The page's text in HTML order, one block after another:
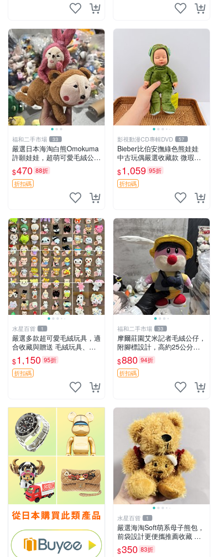
福和二手市場 33
嚴選日本海淘白熊Omokuma
許願娃娃，超萌可愛毛絨公仔
推薦收藏 白熊 Omokuma 毛
絨玩具 偽裝娃娃 玩具擺飾
$470 88折
折扣碼
影視動漫CD專輯DVD 57
Bieber比伯安撫綠色熊娃娃
中古玩偶嚴選收藏款 微瑕輕
度使用 Bieber綠熊娃娃 中古
玩偶 微瑕
$1,059 95折
折扣碼
水星百貨 1
嚴選多款超可愛毛絨玩具，適
合收藏與贈送 毛絨玩具、抱
枕、公仔
$1,150 95折
折扣碼
福和二手市場 33
摩爾莊園艾米記者毛絨公仔，
附腳標設計，高約25公分，
全新未拆封，限量珍藏。艾米
記者 毛絨公仔 超萌玩偶
$880 94折
折扣碼
水星百貨 1
嚴選海淘Soft萌系母子熊包，
前袋設計更便攜推薦收藏 母
子熊 軟綿綿 包包
$350 83折